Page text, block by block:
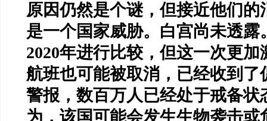
原因仍然是个谜，但接近他们的
是一个国家威胁。白宫尚未透露
2020年进行比较，但这一次更
航班也可能被取消，已经收到了
警报，数百万人已经处于戒备状
为，该国可能会发生生物袭击或